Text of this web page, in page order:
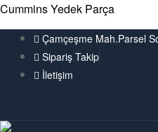
Cummins Yedek Parça
Çamçeşme Mah.Parsel
Sipariş Takip
İletişim